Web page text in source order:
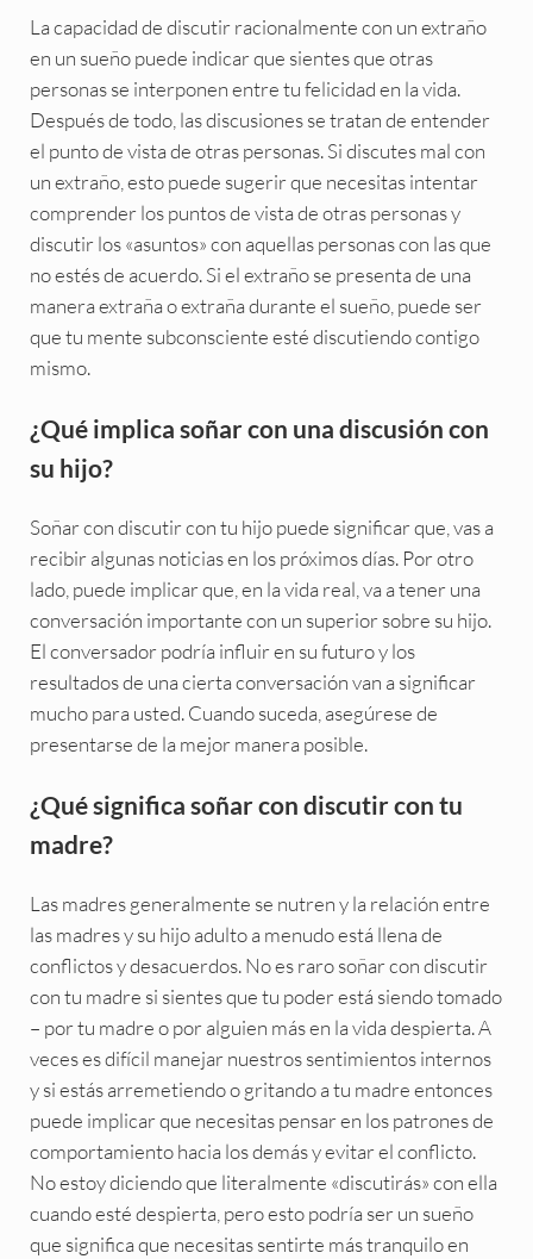
La capacidad de discutir racionalmente con un extraño
en un sueño puede indicar que sientes que otras
personas se interponen entre tu felicidad en la vida.
Después de todo, las discusiones se tratan de entender
el punto de vista de otras personas. Si discutes mal con
un extraño, esto puede sugerir que necesitas intentar
comprender los puntos de vista de otras personas y
discutir los «asuntos» con aquellas personas con las que
no estés de acuerdo. Si el extraño se presenta de una
manera extraña o extraña durante el sueño, puede ser
que tu mente subconsciente esté discutiendo contigo
mismo.
¿Qué implica soñar con una discusión con
su hijo?
Soñar con discutir con tu hijo puede significar que, vas a
recibir algunas noticias en los próximos días. Por otro
lado, puede implicar que, en la vida real, va a tener una
conversación importante con un superior sobre su hijo.
El conversador podría influir en su futuro y los
resultados de una cierta conversación van a significar
mucho para usted. Cuando suceda, asegúrese de
presentarse de la mejor manera posible.
¿Qué significa soñar con discutir con tu
madre?
Las madres generalmente se nutren y la relación entre
las madres y su hijo adulto a menudo está llena de
conflictos y desacuerdos. No es raro soñar con discutir
con tu madre si sientes que tu poder está siendo tomado
– por tu madre o por alguien más en la vida despierta. A
veces es difícil manejar nuestros sentimientos internos
y si estás arremetiendo o gritando a tu madre entonces
puede implicar que necesitas pensar en los patrones de
comportamiento hacia los demás y evitar el conflicto.
No estoy diciendo que literalmente «discutirás» con ella
cuando esté despierta, pero esto podría ser un sueño
que significa que necesitas sentirte más tranquilo en